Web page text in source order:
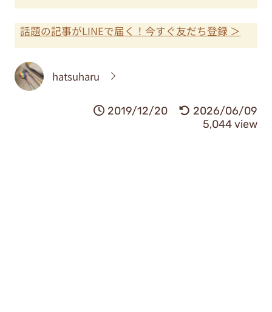
話題の記事がLINEで届く！今すぐ友だち登録 ＞
hatsuharu
2019/12/20
2026/06/09
5,044 view